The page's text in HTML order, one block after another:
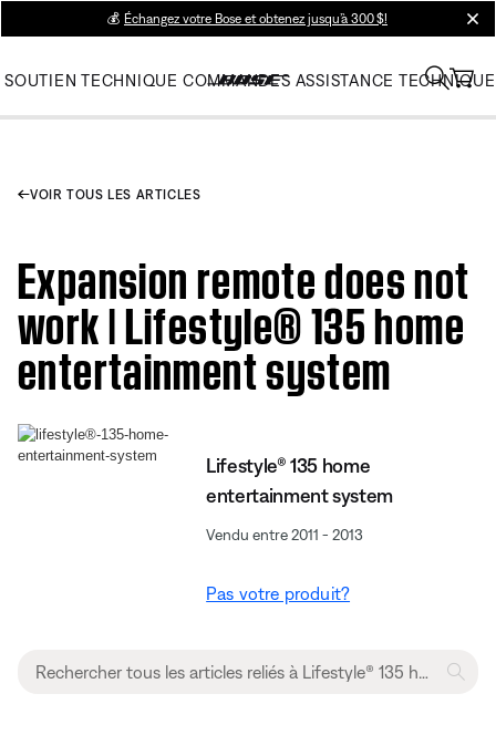
💰 Échangez votre Bose et obtenez jusqu’à 300 $!
SOUTIEN TECHNIQUE COMMANDES ASSISTANCE TECHNIQUE
VOIR TOUS LES ARTICLES
Expansion remote does not
work | Lifestyle® 135 home
entertainment system
Lifestyle® 135 home
entertainment system
Vendu entre 2011 - 2013
Pas votre produit?